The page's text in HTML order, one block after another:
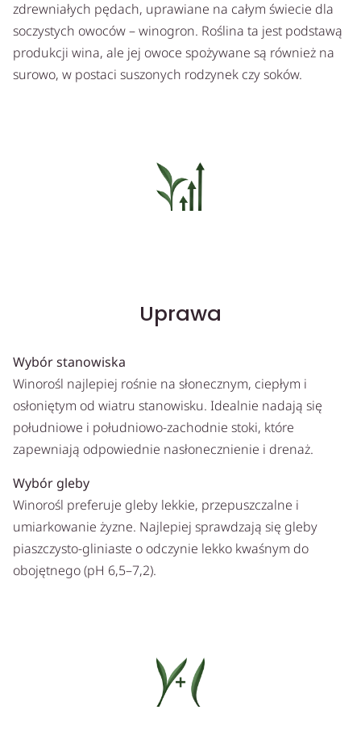
zdrewniałych pędach, uprawiane na całym świecie dla
soczystych owoców – winogron. Roślina ta jest podstawą
produkcji wina, ale jej owoce spożywane są również na
surowo, w postaci suszonych rodzynek czy soków.
Uprawa
Wybór stanowiska
Winorośl najlepiej rośnie na słonecznym, ciepłym i
osłoniętym od wiatru stanowisku. Idealnie nadają się
południowe i południowo-zachodnie stoki, które
zapewniają odpowiednie nasłonecznienie i drenaż.
Wybór gleby
Winorośl preferuje gleby lekkie, przepuszczalne i
umiarkowanie żyzne. Najlepiej sprawdzają się gleby
piaszczysto-gliniaste o odczynie lekko kwaśnym do
obojętnego (pH 6,5–7,2).